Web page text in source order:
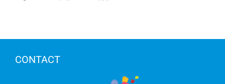
CONTACT